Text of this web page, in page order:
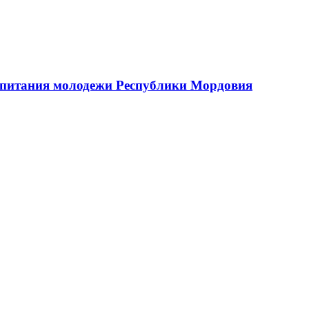
молодежи Республики Мордовия